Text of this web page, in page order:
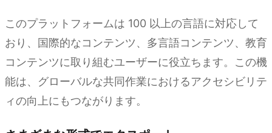
このプラットフォームは 100 以上の言語に対応して
おり、国際的なコンテンツ、多言語コンテンツ、教育
コンテンツに取り組むユーザーに役立ちます。この機
能は、グローバルな共同作業におけるアクセシビリテ
ィの向上にもつながります。